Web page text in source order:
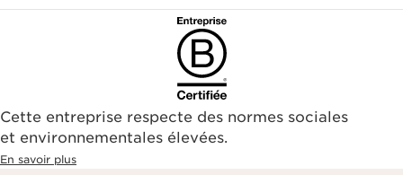
Cette entreprise respecte des normes sociales
et environnementales élevées.
En savoir plus